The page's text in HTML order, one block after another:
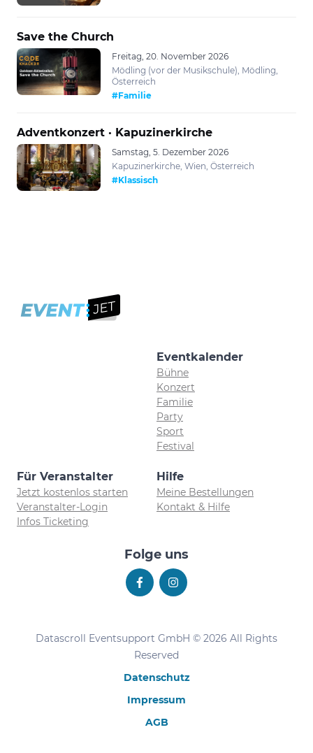
Save the Church
Freitag, 20. November 2026
Mödling (vor der Musikschule), Mödling,
Österreich
#Familie
Adventkonzert · Kapuzinerkirche
Samstag, 5. Dezember 2026
Kapuzinerkirche, Wien, Österreich
#Klassisch
Eventkalender
Bühne
Konzert
Familie
Party
Sport
Festival
Für Veranstalter
Jetzt kostenlos starten
Veranstalter-Login
Infos Ticketing
Hilfe
Meine Bestellungen
Kontakt & Hilfe
Folge uns
Datascroll Eventsupport GmbH © 2026 All Rights
Reserved
Datenschutz
Impressum
AGB